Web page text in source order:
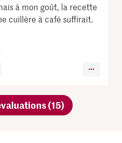
à mon goût, la recette
cuillère à café suffirait.
(15)